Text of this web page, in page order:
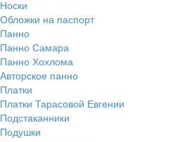
Носки
Обложки на паспорт
Панно
Панно Самара
Панно Хохлома
Авторское панно
Платки
Платки Тарасовой Евгении
Подстаканники
Подушки